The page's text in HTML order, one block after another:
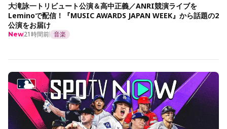
大滝詠一トリビュート公演＆高中正義／ANRI競演ライブを
Leminoで配信！『MUSIC AWARDS JAPAN WEEK』から話題の2
公演をお届け
New21時間前 音楽